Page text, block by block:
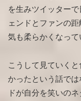
を生みツイッター
ェンドとファンの
気も柔らかくなって
こうして見ていく
かったという話で
ドが自分を笑いの